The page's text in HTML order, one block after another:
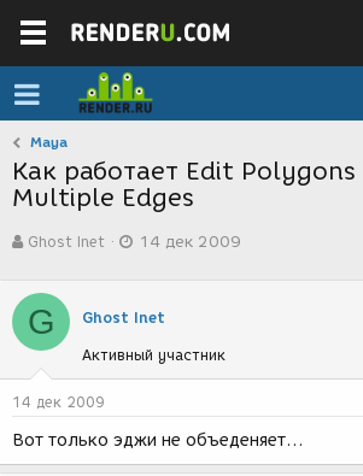
Maya
Как работает Edit Polygons
Multiple Edges
в
о
р
т
е
м
ы
Ghost Inet
а
с
з
д
и
я
14 дек 2009
G Ghost Inet
Активный участник
14 дек 2009
Вот только эджи не объеденяет...